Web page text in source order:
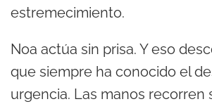
estremecimiento.
Noa actúa sin prisa. Y eso
que siempre ha conocido el
urgencia. Las manos recorren